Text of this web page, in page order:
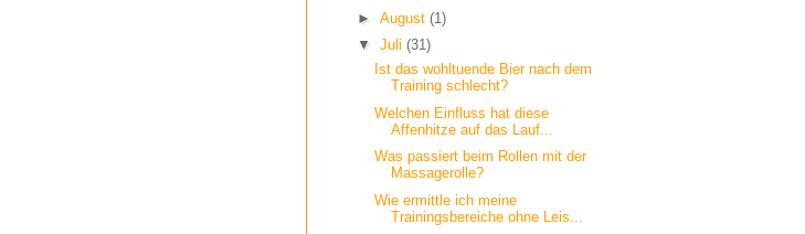
► August (1)
▼ Juli (31)
Ist das wohltuende Bier nach dem
Training schlecht?
Welchen Einfluss hat diese
Affenhitze auf das Lauf...
Was passiert beim Rollen mit der
Massagerolle?
Wie ermittle ich meine
Trainingsbereiche ohne Leis...